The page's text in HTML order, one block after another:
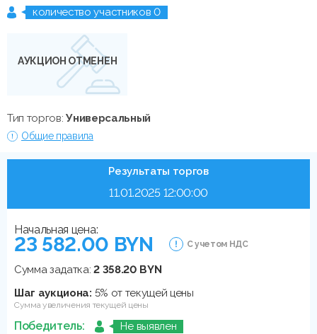
количество участников 0
АУКЦИОН ОТМЕНЕН
Тип торгов:Универсальный
Общие правила
Результаты торгов
11.01.2025 12:00:00
Начальная цена:
23 582.00 BYN С учетом НДС
Сумма задатка:2 358.20 BYN
Шаг аукциона: 5% от текущей цены
Сумма увеличения текущей цены
Победитель: Не выявлен